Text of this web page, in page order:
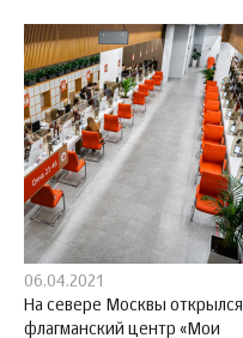
06.04.2021
На севере Москвы открылся
флагманский центр «Мои